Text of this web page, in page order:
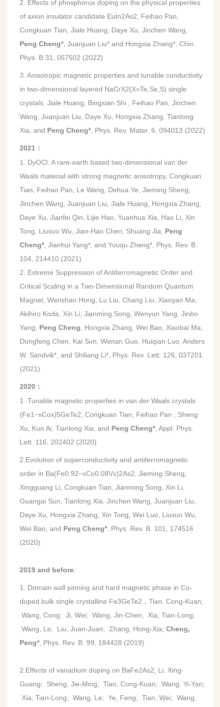
2. Effects of phosphorus doping on the physical properties
of axion insulator candidate EuIn2As2, Feihao Pan,
Congkuan Tian, Jiale Huang, Daye Xu, Jinchen Wang,
Peng Cheng* , Juanjuan Liu* and Hongxia Zhang*, Chin.
Phys. B 31, 057502 (2022)
3. Anisotropic magnetic properties and tunable conductivity
in two-dimensional layered NaCrX2(X=Te,Se,S) single
crystals, Jiale Huang, Bingxian Shi , Feihao Pan, Jinchen
Wang, Juanjuan Liu, Daye Xu, Hongxia Zhang, Tianlong
Xia, and Peng Cheng* , Phys. Rev. Mater. 6, 094013 (2022)
2021 ：
1. DyOCl: A rare-earth based two-dimensional van der
Waals material with strong magnetic anisotropy, Congkuan
Tian, Feihao Pan, Le Wang, Dehua Ye, Jieming Sheng,
Jinchen Wang, Juanjuan Liu, Jiale Huang, Hongxia Zhang,
Daye Xu, Jianfei Qin, Lijie Hao, Yuanhua Xia, Hao Li, Xin
Tong, Liusuo Wu, Jian-Hao Chen, Shuang Jia, Peng
Cheng* , Jianhui Yang*, and Youqu Zheng*, Phys. Rev. B.
104, 214410 (2021)
2. Extreme Suppression of Antiferromagnetic Order and
Critical Scaling in a Two-Dimensional Random Quantum
Magnet, Wenshan Hong, Lu Liu, Chang Liu, Xiaoyan Ma,
Akihiro Koda, Xin Li, Jianming Song, Wenyun Yang, Jinbo
Yang, Peng Cheng , Hongxia Zhang, Wei Bao, Xiaobai Ma,
Dongfeng Chen, Kai Sun, Wenan Guo, Huiqian Luo, Anders
W. Sandvik*, and Shiliang Li*, Phys. Rev. Lett. 126, 037201
(2021)
2020 ：
1. Tunable magnetic properties in van der Waals crystals
(Fe1−xCox)5GeTe2, Congkuan Tian, Feihao Pan , Sheng
Xu, Kun Ai, Tianlong Xia, and Peng Cheng* , Appl. Phys.
Lett. 116, 202402 (2020)
2.Evolution of superconductivity and antiferromagnetic
order in Ba(Fe0.92−xCo0.08Vx)2As2, Jieming Sheng,
Xingguang Li, Congkuan Tian, Jianming Song, Xin Li,
Guangai Sun, Tianlong Xia, Jinchen Wang, Juanjuan Liu,
Daye Xu, Hongxia Zhang, Xin Tong, Wei Luo, Liusuo Wu,
Wei Bao, and Peng Cheng* Phys. Rev. B. 101, 174516
(2020)
2019 and before:
1. Domain wall pinning and hard magnetic phase in Co-
doped bulk single crystalline Fe3GeTe2 ，Tian, Cong-Kuan;
Wang, Cong; Ji, Wei; Wang, Jin-Chen; Xia, Tian-Long;
Wang, Le; Liu, Juan-Juan; Zhang, Hong-Xia;Cheng,
Peng* , Phys. Rev. B. 99, 184428 (2019)
2.Effects of vanadium doping on BaFe2As2, Li, Xing-
Guang; Sheng, Jie-Ming; Tian, Cong-Kuan; Wang, Yi-Yan;
Xia, Tian-Long; Wang, Le; Ye, Feng; Tian, Wei; Wang,